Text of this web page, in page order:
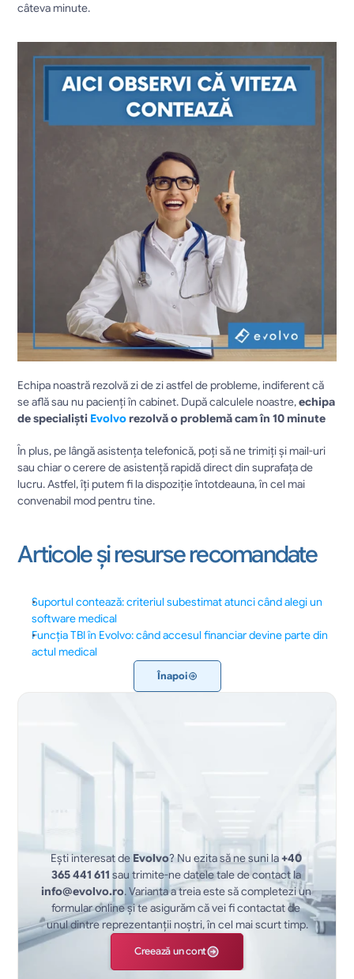
câteva minute.
Echipa noastră rezolvă zi de zi astfel de probleme, indiferent că
se află sau nu pacienți în cabinet. După calculele noastre, echipa
de specialiști Evolvo rezolvă o problemă cam în 10 minute
În plus, pe lângă asistența telefonică, poți să ne trimiți și mail-uri
sau chiar o cerere de asistență rapidă direct din suprafața de
lucru. Astfel, îți putem fi la dispoziție întotdeauna, în cel mai
convenabil mod pentru tine.
Articole și resurse recomandate
Suportul contează: criteriul subestimat atunci când alegi un
software medical
Funcția TBI în Evolvo: când accesul financiar devine parte din
actul medical
Înapoi
Ești interesat de Evolvo? Nu ezita să ne suni la +40
365 441 611
sau trimite-ne datele tale de contact la
info@evolvo.ro. Varianta a treia este să completezi un
formular online și te asigurăm că vei fi contactat de
unul dintre reprezentanții noștri, în cel mai scurt timp.
Creează un cont